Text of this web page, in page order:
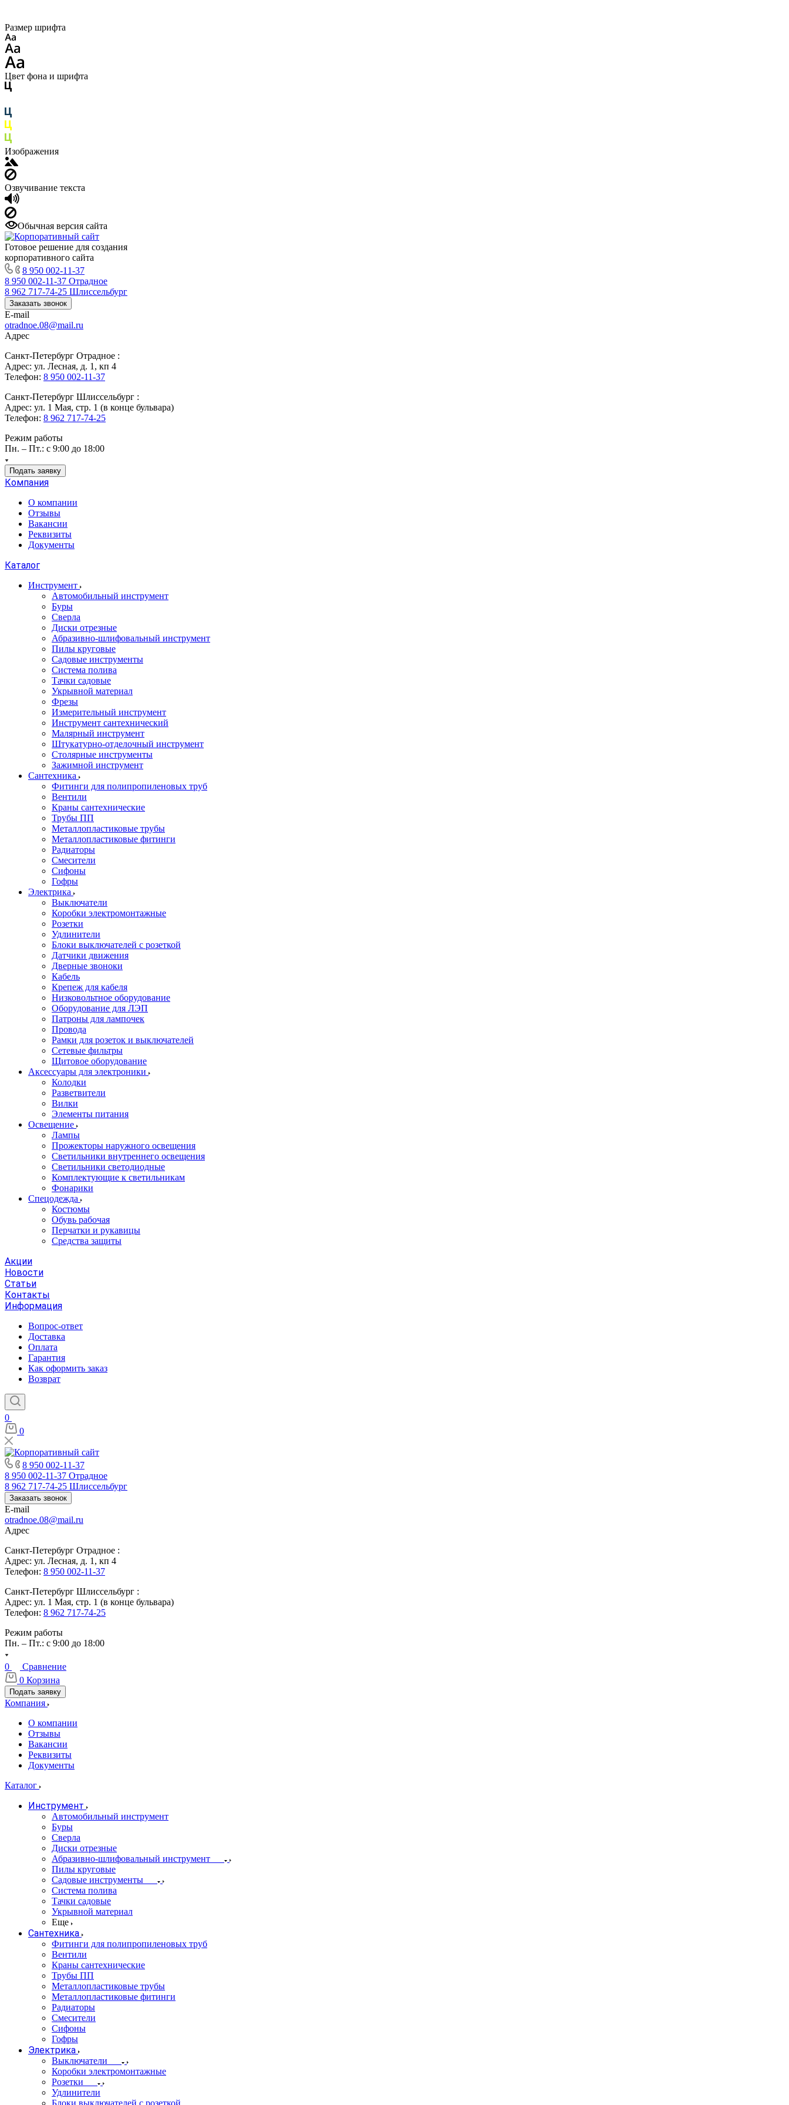
Размер шрифта
Цвет фона и шрифта
Изображения
Озвучивание текста
Обычная версия сайта
Готовое решение для создания
корпоративного сайта
8 950 002-11-37
8 950 002-11-37 Отрадное
8 962 717-74-25 Шлиссельбург
Заказать звонок
E-mail
otradnoe.08@mail.ru
Адрес
Санкт-Петербург Отрадное :
Адрес: ул. Лесная, д. 1, кп 4
Телефон: 8 950 002-11-37
Санкт-Петербург Шлиссельбург :
Адрес: ул. 1 Мая, стр. 1 (в конце бульвара)
Телефон: 8 962 717-74-25
Режим работы
Пн. – Пт.: с 9:00 до 18:00
Подать заявку
Компания
О компании
Отзывы
Вакансии
Реквизиты
Документы
Каталог
Инструмент
Автомобильный инструмент
Буры
Сверла
Диски отрезные
Абразивно-шлифовальный инструмент
Пилы круговые
Садовые инструменты
Система полива
Тачки садовые
Укрывной материал
Фрезы
Измерительный инструмент
Инструмент сантехнический
Малярный инструмент
Штукатурно-отделочный инструмент
Cтолярные инструменты
Зажимной инструмент
Сантехника
Фитинги для полипропиленовых труб
Вентили
Краны сантехнические
Трубы ПП
Металлопластиковые трубы
Металлопластиковые фитинги
Радиаторы
Смесители
Сифоны
Гофры
Электрика
Выключатели
Коробки электромонтажные
Розетки
Удлинители
Блоки выключателей с розеткой
Датчики движения
Дверные звоноки
Кабель
Крепеж для кабеля
Низковольтное оборудование
Оборудование для ЛЭП
Патроны для лампочек
Провода
Рамки для розеток и выключателей
Сетевые фильтры
Щитовое оборудование
Аксессуары для электроники
Колодки
Разветвители
Вилки
Элементы питания
Освещение
Лампы
Прожекторы наружного освещения
Светильники внутреннего освещения
Светильники светодиодные
Комплектующие к светильникам
Фонарики
Спецодежда
Костюмы
Обувь рабочая
Перчатки и рукавицы
Средства защиты
Акции
Новости
Статьи
Контакты
Информация
Вопрос-ответ
Доставка
Оплата
Гарантия
Как оформить заказ
Возврат
0
0
8 950 002-11-37
8 950 002-11-37 Отрадное
8 962 717-74-25 Шлиссельбург
Заказать звонок
E-mail
otradnoe.08@mail.ru
Адрес
Санкт-Петербург Отрадное :
Адрес: ул. Лесная, д. 1, кп 4
Телефон: 8 950 002-11-37
Санкт-Петербург Шлиссельбург :
Адрес: ул. 1 Мая, стр. 1 (в конце бульвара)
Телефон: 8 962 717-74-25
Режим работы
Пн. – Пт.: с 9:00 до 18:00
0
Сравнение
0 Корзина
Подать заявку
Компания
О компании
Отзывы
Вакансии
Реквизиты
Документы
Каталог
Инструмент
Автомобильный инструмент
Буры
Сверла
Диски отрезные
Абразивно-шлифовальный инструмент
Пилы круговые
Садовые инструменты
Система полива
Тачки садовые
Укрывной материал
Еще
Сантехника
Фитинги для полипропиленовых труб
Вентили
Краны сантехнические
Трубы ПП
Металлопластиковые трубы
Металлопластиковые фитинги
Радиаторы
Смесители
Сифоны
Гофры
Электрика
Выключатели
Коробки электромонтажные
Розетки
Удлинители
Блоки выключателей с розеткой